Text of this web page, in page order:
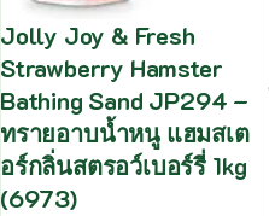
Jolly Joy & Fresh
Strawberry Hamster
Bathing Sand JP294 –
ทรายอาบน้ำหนู แฮมสเต
อร์กลิ่นสตรอว์เบอร์รี่ 1kg
(6973)